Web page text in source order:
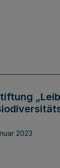
2023